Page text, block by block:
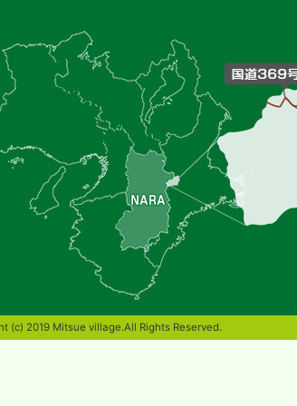
(c) 2019 Mitsue village.All Rights Reserved.